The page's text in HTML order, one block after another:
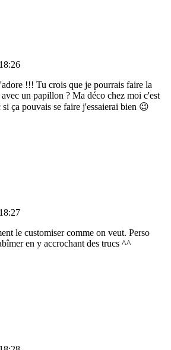
!!! Tu crois que je pourrais faire la
avec un papillon ? Ma déco chez moi c'est
ça pouvais se faire j'essaierai bien 😉
le customiser comme on veut. Perso
en y accrochant des trucs ^^